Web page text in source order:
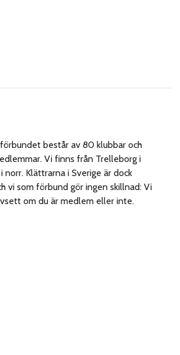
består av 80 klubbar och
Vi finns från Trelleborg i
norr. Klättrarna i Sverige är dock
vi som förbund gör ingen skillnad: Vi
om du är medlem eller inte.